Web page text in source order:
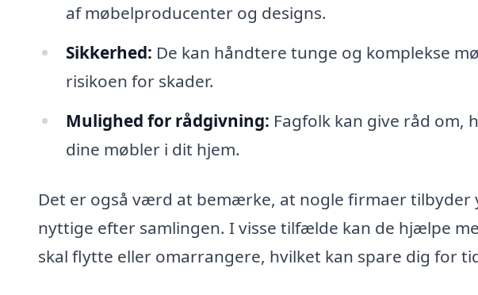
af møbelproducenter og designs.
Sikkerhed: De kan håndtere tunge og komplekse
risikoen for skader.
Mulighed for rådgivning: Fagfolk kan give råd om,
dine møbler i dit hjem.
Det er også værd at bemærke, at nogle firmaer tilbyder
nyttige efter samlingen. I visse tilfælde kan de hjælpe
skal flytte eller omarrangere, hvilket kan spare dig for